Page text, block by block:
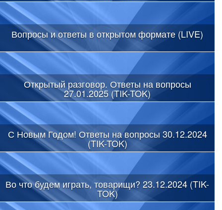
Вопросы и ответы в открытом формате (LIVE)
Открытый разговор. Ответы на вопросы
27.01.2025 (TIK-TOK)
С Новым Годом! Ответы на вопросы 30.12.2024
(TIK-TOK)
Во что будем играть, товарищи? 23.12.2024 (TIK-
TOK)